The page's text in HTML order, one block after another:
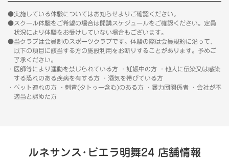
●実施している体験についてはお知らせよりご確認ください。
●スクール体験をご希望の場合は開講スケジュールをご確認ください。定員
状況により体験をお受けしていない場合もございます。
●当クラブは会員制のスポーツクラブです。体験の際は会員規約に沿って、
以下の項目に該当する方の施設利用をお断りすることがあります。予めご
了承ください。
・医師等により運動を禁じられている方 ・妊娠中の方 ・他人に伝染又は感染
する恐れのある疾病を有する方 ・酒気を帯びている方
・ペット連れの方 ・刺青(タトゥー含む)のある方 ・暴力団関係者 ・会社が不
適当と認めた方
ルネサンス･ビエラ明舞24 店舗情報